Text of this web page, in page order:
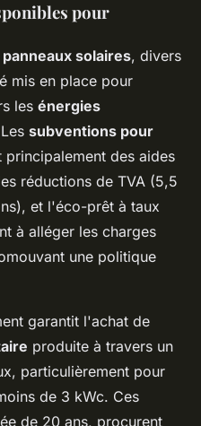
pour
solaires, divers
mis en place pour
les énergies
subventions pour
principalement des aides
réductions de TVA (5,5
et l'éco-prêt à taux
à alléger les charges
une politique
garantit l'achat de
produite à travers un
particulièrement pour
de 3 kWc. Ces
de 20 ans, procurent